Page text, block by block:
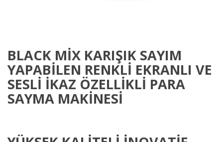
BLACK MİX KARIŞIK SAYIM
YAPABİLEN RENKLİ EKRANLI VE
SESLİ İKAZ ÖZELLİKLİ PARA
SAYMA MAKİNESİ